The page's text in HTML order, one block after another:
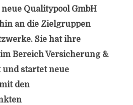
Qualitypool GmbH
an die Zielgruppen
Sie hat ihre
Bereich Versicherung &
startet neue
den